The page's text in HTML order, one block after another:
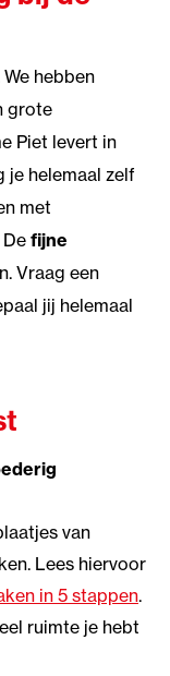
hebben
grote
Piet levert in
je helemaal zelf
met
Defijne
Vraag een
jij helemaal
van
Lees hiervoor
in 5 stappen.
ruimte je hebt